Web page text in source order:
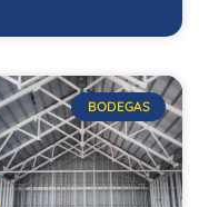
BODEGAS